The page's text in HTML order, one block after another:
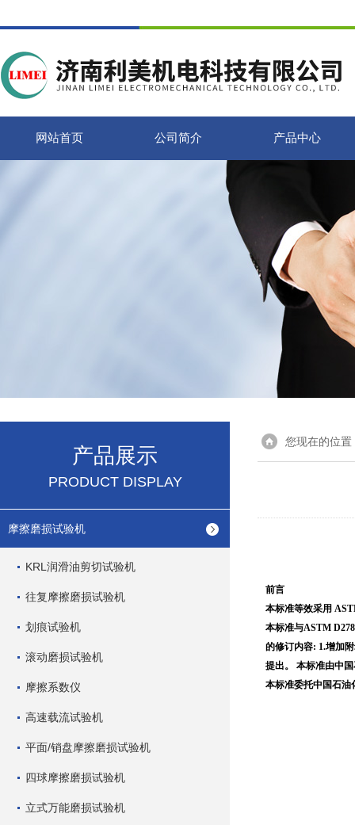
网站首页 公司简介 产品中心
产品展示
PRODUCT DISPLAY
摩擦磨损试验机
KRL润滑油剪切试验机
往复摩擦磨损试验机
划痕试验机
滚动磨损试验机
摩擦系数仪
高速载流试验机
平面/销盘摩擦磨损试验机
四球摩擦磨损试验机
立式万能磨损试验机
您现在的位置
前言
本标准等效采用
本标准与ASTM
的修订内容: 1.增加
提出。 本标准由中
本标准委托中国石